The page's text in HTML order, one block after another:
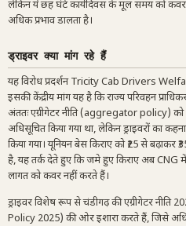
लेकिन ये छह घंटे कार्यदिवस के मूल समय को
अधिक प्रभाव डालता है।
ड्राइवर क्या मांग रहे हैं
यह विरोध प्रदर्शन Tricity Cab Drivers
इसकी केंद्रीय मांग यह है कि राज्य परिवहन
अंततः एग्रीगेटर नीति (aggregator policy)
अधिसूचित किया गया था, लेकिन ड्राइवरों का
किया गया। यूनियन बेस किराए को ₹25 से बढ़ाकर
है, यह तर्क देते हुए कि जमे हुए किराए अब CNG में
लागत को कवर नहीं करते हैं।
ड्राइवर विशेष रूप से चंडीगढ़ की एग्रीगेटर
Policy 2025) की ओर इशारा करते हैं, जिसे